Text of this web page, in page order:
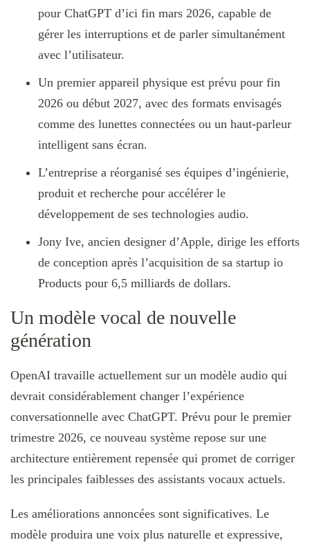
pour ChatGPT d’ici fin mars 2026, capable de
gérer les interruptions et de parler simultanément
avec l’utilisateur.
Un premier appareil physique est prévu pour fin
2026 ou début 2027, avec des formats envisagés
comme des lunettes connectées ou un haut-parleur
intelligent sans écran.
L’entreprise a réorganisé ses équipes d’ingénierie,
produit et recherche pour accélérer le
développement de ses technologies audio.
Jony Ive, ancien designer d’Apple, dirige les efforts
de conception après l’acquisition de sa startup io
Products pour 6,5 milliards de dollars.
Un modèle vocal de nouvelle
génération
OpenAI travaille actuellement sur un modèle audio qui
devrait considérablement changer l’expérience
conversationnelle avec ChatGPT. Prévu pour le premier
trimestre 2026, ce nouveau système repose sur une
architecture entièrement repensée qui promet de corriger
les principales faiblesses des assistants vocaux actuels.
Les améliorations annoncées sont significatives. Le
modèle produira une voix plus naturelle et expressive,